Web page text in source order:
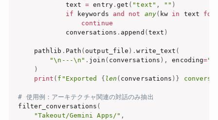
            text
= entry. get ( "text" , "" )
if keywords and not any( kw in text for
continue
            conversations
. append (text )
    pathlib
. Path ( output_file ) .write_text (
"\n---\n" . join ( conversations ) , encoding=
)
print ( f"Exported { len ( conversations ) }
# 使用例：アーキテクチャ関連の対話のみ抽出
filter_conversations (
"Takeout/Gemini Apps/" ,